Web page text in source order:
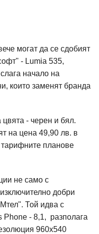
могат да се сдобият
- Lumia 535,
начало на
които заменят бранда
- черен и бял.
на цена 49,90 лв. в
планове
не само с
добри
Той идва с
Phone - 8,1, разполага
960х540